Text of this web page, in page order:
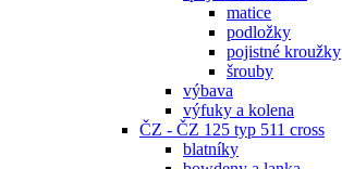
matice
podložky
pojistné kroužky
šrouby
výbava
výfuky a kolena
ČZ - ČZ 125 typ 511 cross
blatníky